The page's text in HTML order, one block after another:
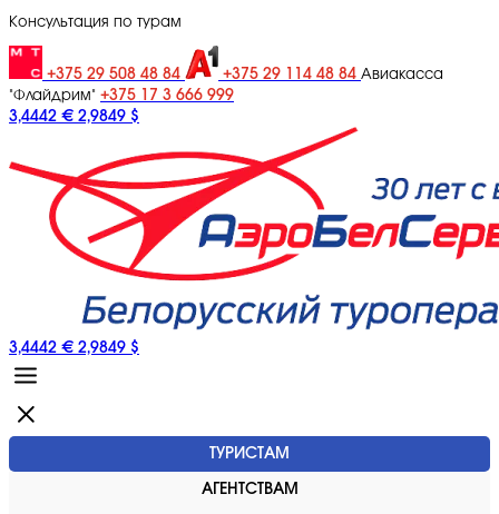
Консультация по турам
+375 29 508 48 84 +375 29 114 48 84 Авиакасса
"Флайдрим" +375 17 3 666 999
3,4442 € 2,9849 $
3,4442 € 2,9849 $
ТУРИСТАМ
АГЕНТСТВАМ